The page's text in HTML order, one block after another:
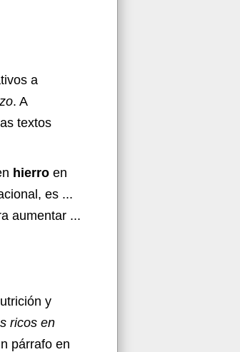
a
. A
textos
hierro en
es ...
aumentar ...
y
ricos en
párrafo en